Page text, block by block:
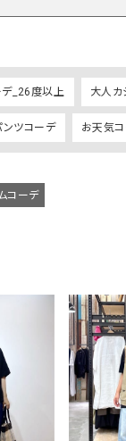
グ・マキシ丈
て見る
ロング・マ
バッグ
デニムパンツ
コート
帽子
ソックス・そ
_26度以上 大人カ
ンツコーデ お天気
コーデ